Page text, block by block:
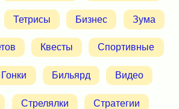
Тетрисы Бизнес Зума
Квесты Спортивные
Гонки Бильярд Видео
Стрелялки Стратегии